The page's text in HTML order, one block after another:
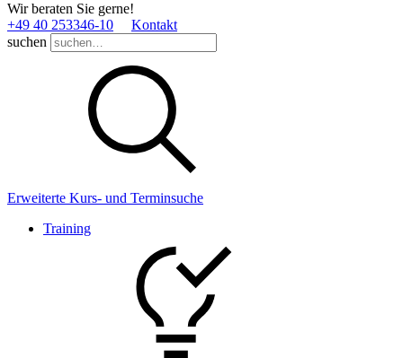
Wir beraten Sie gerne!
+49 40 253346­-10
Kontakt
suchen
Erweiterte Kurs- und Terminsuche
Training